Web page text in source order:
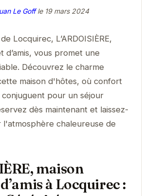
Le Goffle 19 mars 2024
Locquirec, L’ARDOISIÈRE,
d’amis, vous promet une
Découvrez le charme
maison d'hôtes, où confort
pour un séjour
dès maintenant et laissez-
l'atmosphère chaleureuse de
maison
à Locquirec :